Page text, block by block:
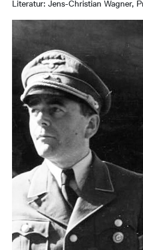
Literatur: Jens-Christian Wagner,